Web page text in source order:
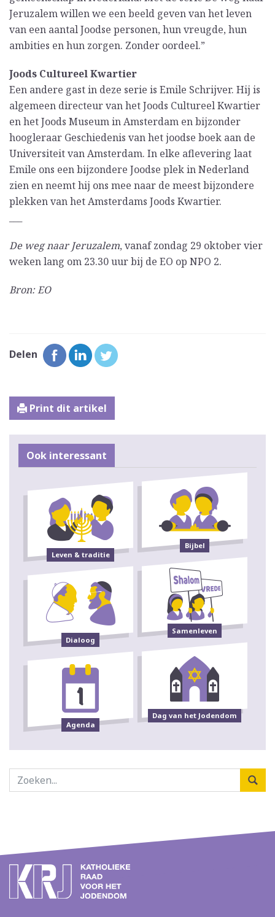
Jeruzalem willen we een beeld geven van het leven
van een aantal Joodse personen, hun vreugde, hun
ambities en hun zorgen. Zonder oordeel.”
Joods Cultureel Kwartier
Een andere gast in deze serie is Emile Schrijver. Hij is
algemeen directeur van het Joods Cultureel Kwartier
en het Joods Museum in Amsterdam en bijzonder
hoogleraar Geschiedenis van het joodse boek aan de
Universiteit van Amsterdam. In elke aflevering laat
Emile ons een bijzondere Joodse plek in Nederland
zien en neemt hij ons mee naar de meest bijzondere
plekken van het Amsterdams Joods Kwartier.
De weg naar Jeruzalem, vanaf zondag 29 oktober vier
weken lang om 23.30 uur bij de EO op NPO 2.
Bron: EO
Delen
Print dit artikel
Ook interessant
Leven & traditie
Bijbel
Dialoog
Samenleven
Agenda
Dag van het Jodendom